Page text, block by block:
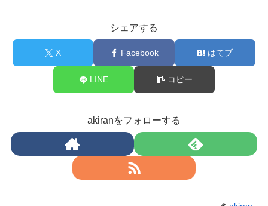
シェアする
X Facebook はてブ
LINE コピー
akiranをフォローする